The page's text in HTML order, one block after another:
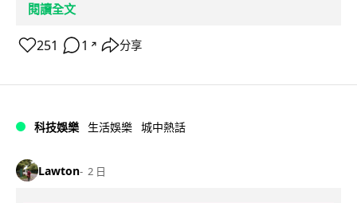
閱讀全文
251 1 ↗ 分享
科技娛樂 生活娛樂 城中熱話
Lawton 2 日